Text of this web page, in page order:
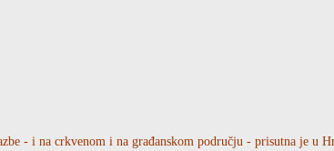
- i na crkvenom i na građanskom području - prisutna je u